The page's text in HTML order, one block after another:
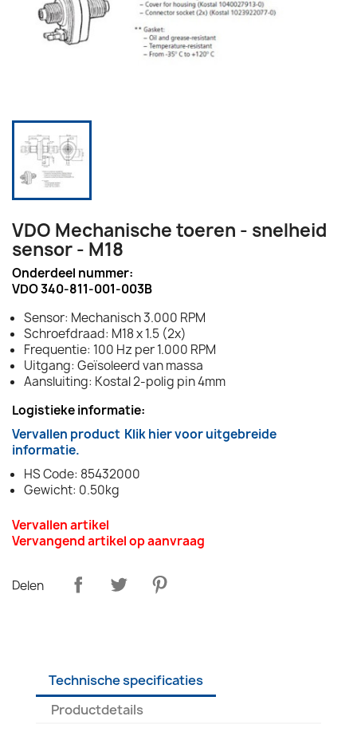
VDO Mechanische toeren - snelheid
sensor - M18
Onderdeel nummer:
VDO 340-811-001-003B
Sensor: Mechanisch 3.000 RPM
Schroefdraad: M18 x 1.5 (2x)
Frequentie: 100 Hz per 1.000 RPM
Uitgang: Geïsoleerd van massa
Aansluiting: Kostal 2-polig pin 4mm
Logistieke informatie:
Vervallen product Klik hier voor uitgebreide
informatie.
HS Code: 85432000
Gewicht: 0.50kg
Vervallen artikel
Vervangend artikel op aanvraag
Delen
Technische specificaties
Productdetails